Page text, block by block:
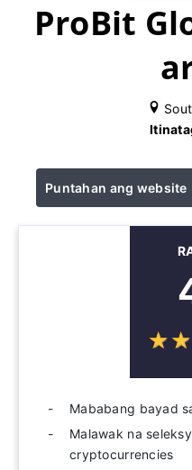
ProBit
Puntahan ang website
☆☆
★★
Mababang bayad
Malawak na
cryptocurrencies